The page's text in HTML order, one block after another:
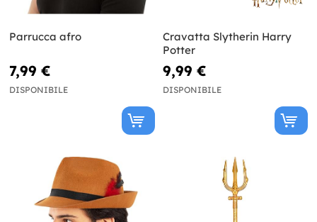
Parrucca afro
7,99 €
DISPONIBILE
Cravatta Slytherin Harry
Potter
9,99 €
DISPONIBILE